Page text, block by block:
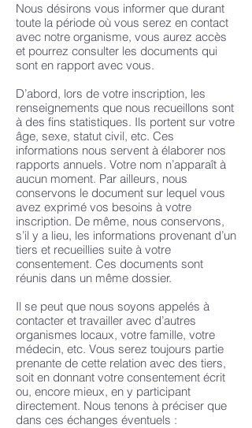
Nous désirons vous informer que durant
toute la période où vous serez en contact
avec notre organisme, vous aurez accès
et pourrez consulter les documents qui
sont en rapport avec vous.
D’abord, lors de votre inscription, les
renseignements que nous recueillons sont
à des fins statistiques. Ils portent sur votre
âge, sexe, statut civil, etc. Ces
informations nous servent à élaborer nos
rapports annuels. Votre nom n’apparaît à
aucun moment. Par ailleurs, nous
conservons le document sur lequel vous
avez exprimé vos besoins à votre
inscription. De même, nous conservons,
s’il y a lieu, les informations provenant d’un
tiers et recueillies suite à votre
consentement. Ces documents sont
réunis dans un même dossier.
Il se peut que nous soyons appelés à
contacter et travailler avec d’autres
organismes locaux, votre famille, votre
médecin, etc. Vous serez toujours partie
prenante de cette relation avec des tiers,
soit en donnant votre consentement écrit
ou, encore mieux, en y participant
directement. Nous tenons à préciser que
dans ces échanges éventuels :